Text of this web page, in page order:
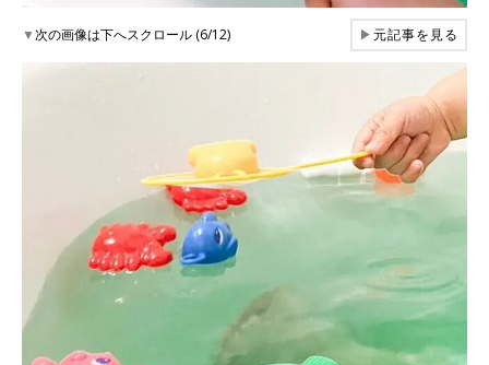
▼次の画像は下へスクロール (6/12) ▶元記事を見る